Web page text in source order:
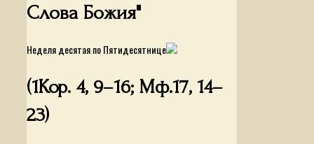
Слова Божия"
Неделя десятая по Пятидесятнице
(1Кор. 4, 9–16; Мф.17, 14–
23)